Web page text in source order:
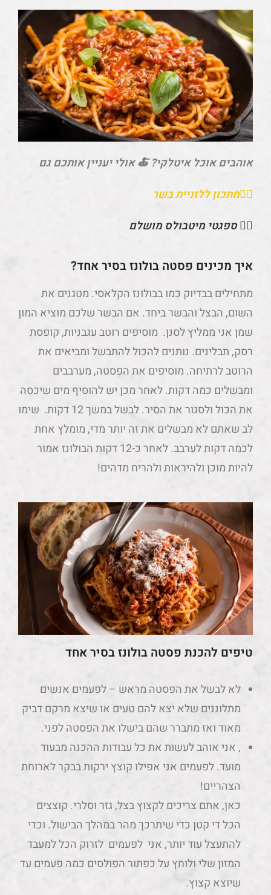
אוהבים אוכל איטלקי? 🍝 אולי יעניין אותכם גם
👈🏼מתכון ללזניית בשר
👈🏼ספגטי מיטבולס מושלם
איך מכינים פסטה בולונז בסיר אחד?
מתחילים בבדיוק כמו בבולונז הקלאסי. מטגנים את
השום, הבצל והבשר ביחד. אם הבשר שלכם מוציא המון
שמן אני ממליץ לסנן. מוסיפים רוטב עגבניות, קופסת
רסק, תבלינים. נותנים להכול להתבשל ומביאים את
הרוטב לרתיחה. מוסיפים את הפסטה, מערבבים
ומבשלים כמה דקות. לאחר מכן יש להוסיף מים שיכסה
את הכול ולסגור את הסיר. לבשל במשך 12 דקות. שימו
לב שאתם לא מבשלים את זה יותר מדי, מומלץ אחת
לכמה דקות לערבב. לאחר כ-12 דקות הבולונז אמור
להיות מוכן ולהיראות ולהריח מדהים!
טיפים להכנת פסטה בולונז בסיר אחד
לא לבשל את הפסטה מראש – לפעמים אנשים
מתלוננים שלא יצא להם טעים או שיצא מרקם דביק
מאוד ואז מתברר שהם בישלו את הפסטה לפני.
, אני אוהב לעשות את כל עבודות ההכנה מבעוד
מועד. לפעמים אני אפילו קוצץ ירקות בבקר לארוחת
הצהריים!
כאן, אתם צריכים לקצוץ בצל, גזר וסלרי. קוצצים
הכל די קטן כדי שיתרכך מהר במהלך הבישול. וכדי
להתעצל עוד יותר, אני לפעמים לזרוק הכל למעבד
המזון שלי ולוחץ על כפתור הפולסים כמה פעמים עד
שיוצא קצוץ.